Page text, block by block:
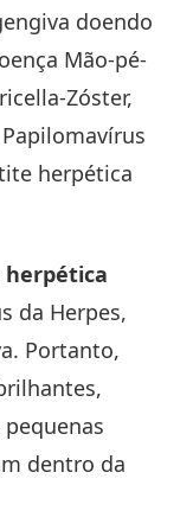
doendo
Mão-pé-
Zóster,
herpética
da Herpes,
Portanto,
dentro da